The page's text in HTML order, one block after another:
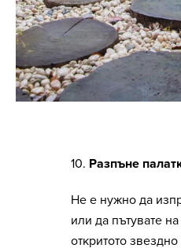
10. Разпъне
Не е нужно да
или да пътувате
откритото